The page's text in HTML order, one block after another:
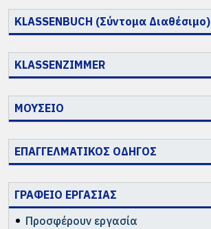
KLASSENBUCH (Σύντομα Διαθέσιμο)
KLASSENZIMMER
ΜΟΥΣΕΙΟ
ΕΠΑΓΓΕΛΜΑΤΙΚΟΣ ΟΔΗΓΟΣ
ΓΡΑΦΕΙΟ ΕΡΓΑΣΙΑΣ
Προσφέρουν εργασία